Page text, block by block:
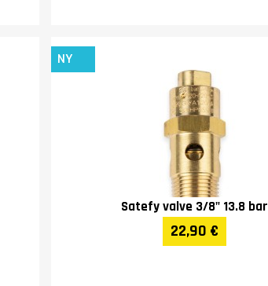
NY
Satefy valve 3/8" 13.8 bar
22,90 €